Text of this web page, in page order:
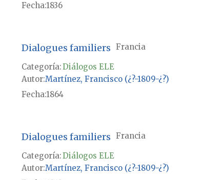
Fecha1836
Dialogues familiers Francia
Categoría:Diálogos ELE
Autor Martínez, Francisco (¿?-1809-¿?)
Fecha1864
Dialogues familiers Francia
Categoría:Diálogos ELE
Autor Martínez, Francisco (¿?-1809-¿?)